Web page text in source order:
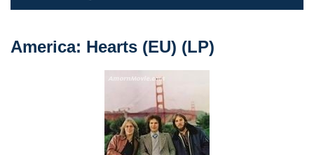
America: Hearts (EU) (LP)